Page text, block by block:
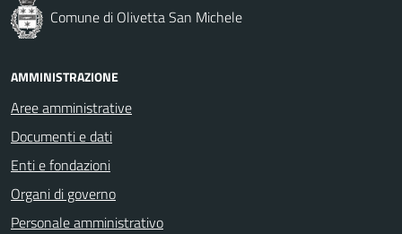
Comune di Olivetta San Michele
AMMINISTRAZIONE
Aree amministrative
Documenti e dati
Enti e fondazioni
Organi di governo
Personale amministrativo